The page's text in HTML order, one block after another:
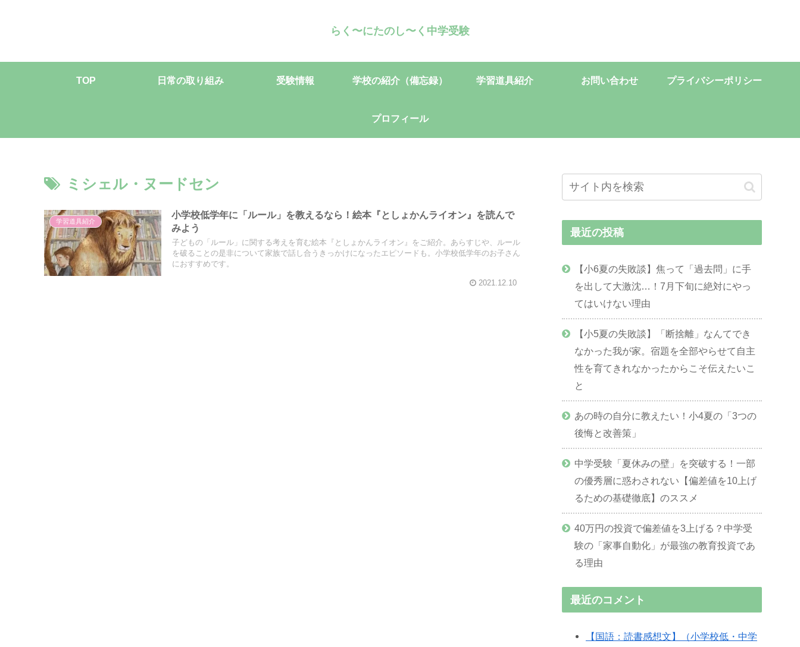
らく〜にたのし〜く中学受験
TOP 日常の取り組み 受験情報 学校の紹介（備忘録） 学習道具紹介 お問い合わせ プライバシーポリシー
プロフィール
ミシェル・ヌードセン
学習道具紹介
小学校低学年に「ルール」を教えるなら！絵本『としょかんライオン』を読んで
みよう
子どもの「ルール」に関する考えを育む絵本『としょかんライオン』をご紹介。あらすじや、ルール
を破ることの是非について家族で話し合うきっかけになったエピソードも。小学校低学年のお子さん
におすすめです。
2021.12.10
最近の投稿
【小6夏の失敗談】焦って「過去問」に手
を出して大激沈…！7月下旬に絶対にやっ
てはいけない理由
【小5夏の失敗談】「断捨離」なんてでき
なかった我が家。宿題を全部やらせて自主
性を育てきれなかったからこそ伝えたいこ
と
あの時の自分に教えたい！小4夏の「3つの
後悔と改善策」
中学受験「夏休みの壁」を突破する！一部
の優秀層に惑わされない【偏差値を10上げ
るための基礎徹底】のススメ
40万円の投資で偏差値を3上げる？中学受
験の「家事自動化」が最強の教育投資であ
る理由
最近のコメント
【国語：読書感想文】（小学校低・中学